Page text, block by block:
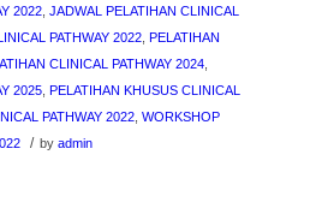
2022, JADWAL PELATIHAN CLINICAL
PATHWAY 2022, PELATIHAN
CLINICAL PATHWAY 2024,
2025, PELATIHAN KHUSUS CLINICAL
PATHWAY 2022, WORKSHOP
/ by admin